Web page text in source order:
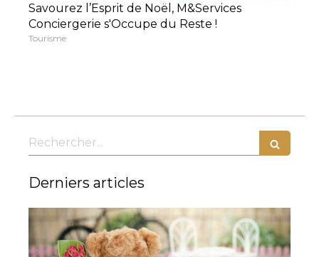
Savourez l’Esprit de Noël, M&Services
Conciergerie s'Occupe du Reste !
Tourisme
Rechercher
Derniers articles